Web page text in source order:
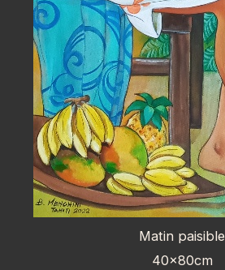
Matin paisible
40x80cm